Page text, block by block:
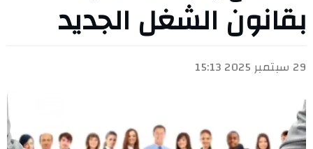
بقانون الشغل الجديد
29 سبتمبر 2025 15:13